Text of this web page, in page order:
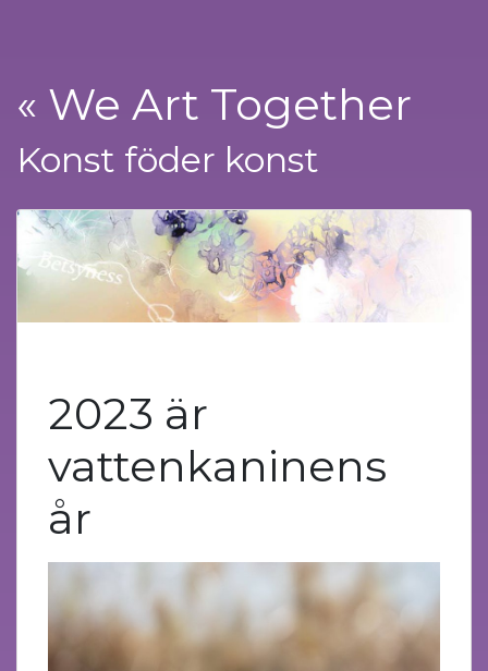
« We Art Together
Konst föder konst
2023 är
vattenkaninens
år